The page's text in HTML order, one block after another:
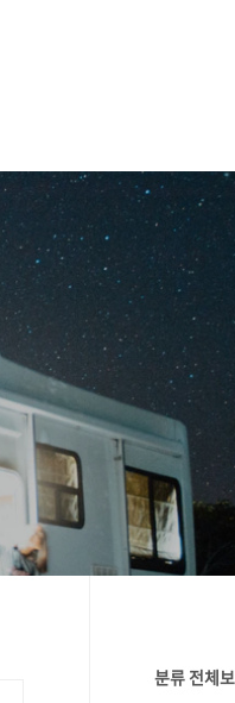
분류 전체